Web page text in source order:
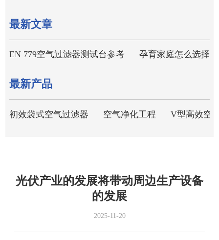
最新文章
EN 779空气过滤器测试台参考 孕育家庭怎么选择
最新产品
初效袋式空气过滤器 空气净化工程 V型高效空
光伏产业的发展将带动周边生产设备
的发展
2025-11-20